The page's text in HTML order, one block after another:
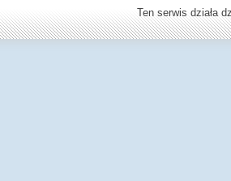
Ten serwis działa